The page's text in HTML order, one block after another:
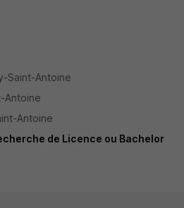
Saint-Antoine
Antoine
Antoine
de Licence ou Bachelor